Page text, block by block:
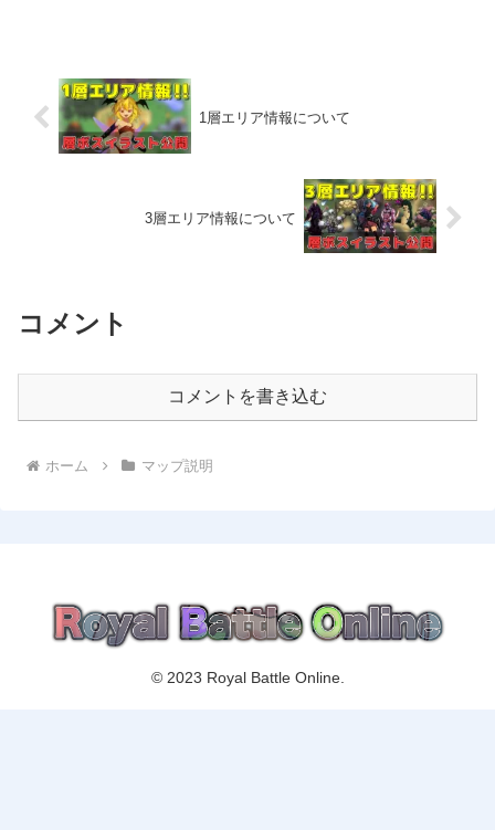
1層エリア情報について
3層エリア情報について
コメント
コメントを書き込む
ホーム マップ説明
© 2023 Royal Battle Online.